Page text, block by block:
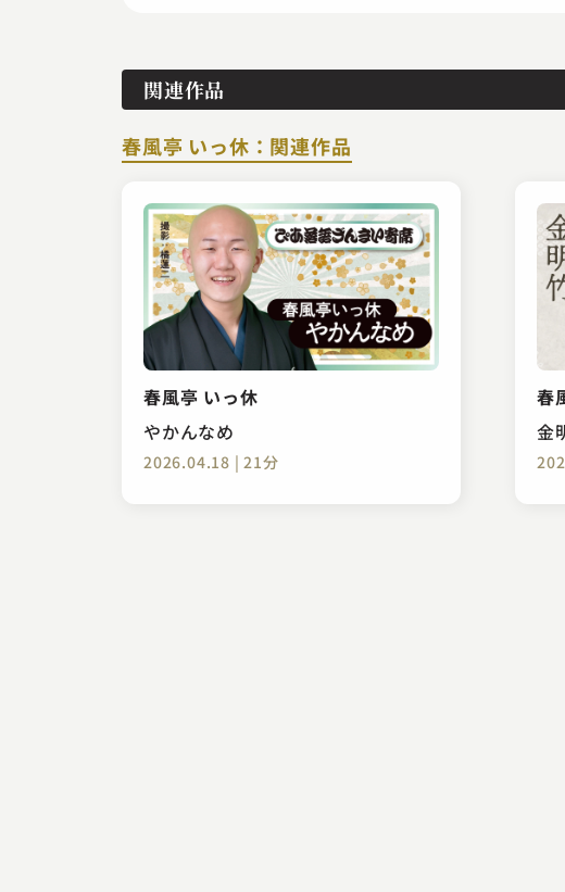
関連作品
春風亭 いっ休：関連作品
春風亭 いっ休
やかんなめ
2026.04.18 | 21分
春
金